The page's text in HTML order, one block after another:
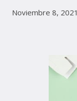
Noviembre 8, 2021